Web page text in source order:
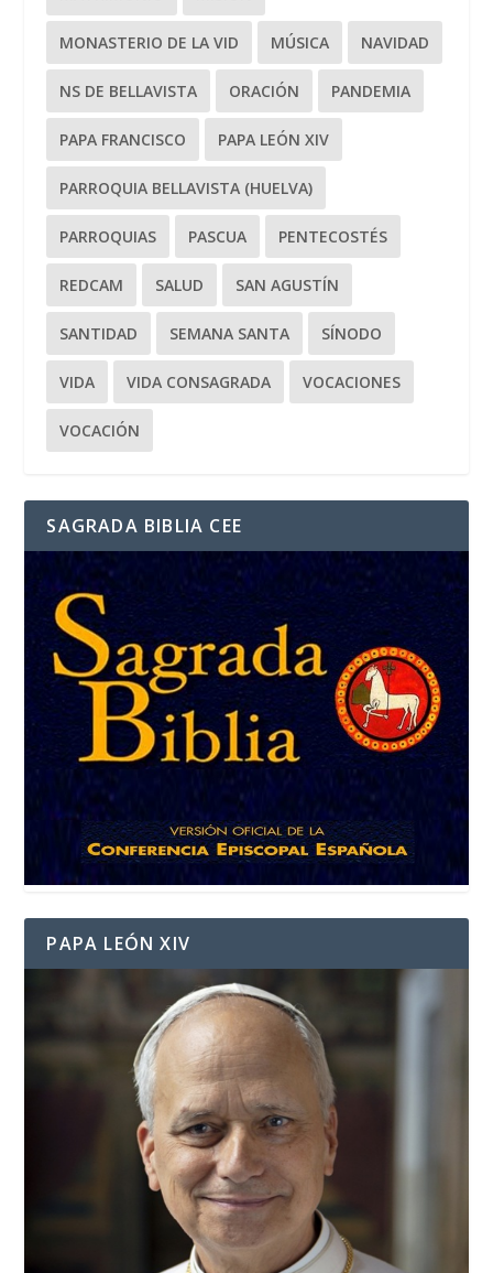
MONASTERIO DE LA VID MÚSICA NAVIDAD
NS DE BELLAVISTA ORACIÓN PANDEMIA
PAPA FRANCISCO PAPA LEÓN XIV
PARROQUIA BELLAVISTA (HUELVA)
PARROQUIAS PASCUA PENTECOSTÉS
REDCAM SALUD SAN AGUSTÍN
SANTIDAD SEMANA SANTA SÍNODO
VIDA VIDA CONSAGRADA VOCACIONES
VOCACIÓN
SAGRADA BIBLIA CEE
PAPA LEÓN XIV